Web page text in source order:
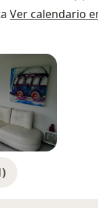
Ver calendario